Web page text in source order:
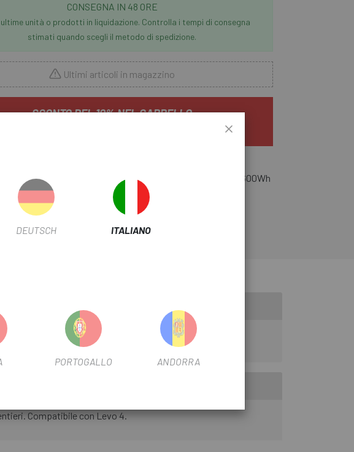
CONSEGNA IN 48 ORE
ultime unità o prodotti in liquidazione. Controlla i tempi di consegna
stimati quando scegli il metodo di spedizione.
Ultimi articoli in magazzino
SCONTO DEL 10% NEL CARRELLO
Termini e condizioni
X2 Series 600Wh Levo 4.
Offre una potente capacità di 600Wh
con i modelli Levo 4 e Vado 3.
Compatibile con Levo 4.
DEUTSCH ITALIANO
PORTOGALLO ANDORRA